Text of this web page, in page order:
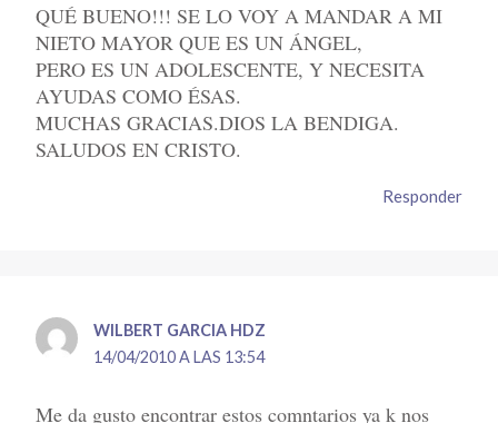
QUÉ BUENO!!! SE LO VOY A MANDAR A MI
NIETO MAYOR QUE ES UN ÁNGEL,
PERO ES UN ADOLESCENTE, Y NECESITA
AYUDAS COMO ÉSAS.
MUCHAS GRACIAS.DIOS LA BENDIGA.
SALUDOS EN CRISTO.
Responder
WILBERT GARCIA HDZ
14/04/2010 A LAS 13:54
Me da gusto encontrar estos comntarios ya k nos